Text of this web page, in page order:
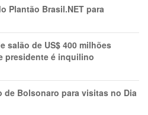
Plantão Brasil.NET para
salão de US$ 400 milhões
presidente é inquilino
de Bolsonaro para visitas no Dia